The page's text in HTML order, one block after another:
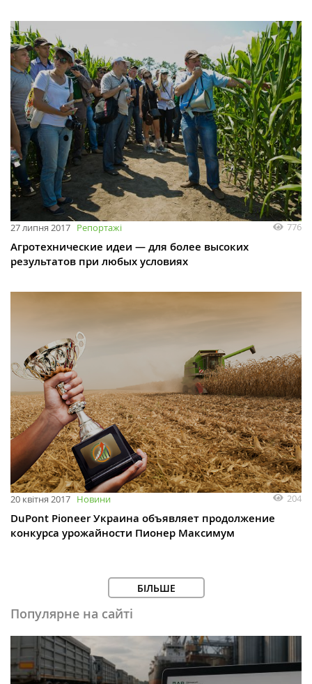
27 липня 2017 Репортажі 776
Агротехнические идеи — для более высоких
результатов при любых условиях
20 квітня 2017 Новини 204
DuPont Pioneer Украина объявляет продолжение
конкурса урожайности Пионер Максимум
БІЛЬШЕ
Популярне на сайті